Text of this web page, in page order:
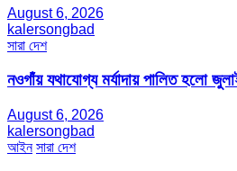
August 6, 2026
kalersongbad
সারা দেশ
নওগাঁয় যথাযোগ্য মর্যাদায় পালিত হলো
August 6, 2026
kalersongbad
আইন সারা দেশ